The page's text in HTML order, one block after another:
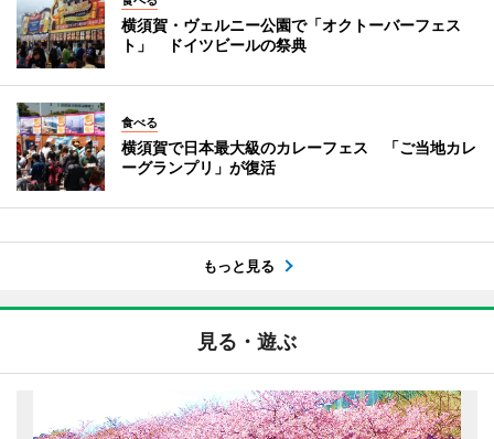
横須賀・ヴェルニー公園で「オクトーバーフェス
ト」 ドイツビールの祭典
食べる
横須賀で日本最大級のカレーフェス 「ご当地カレ
ーグランプリ」が復活
もっと見る
見る・遊ぶ